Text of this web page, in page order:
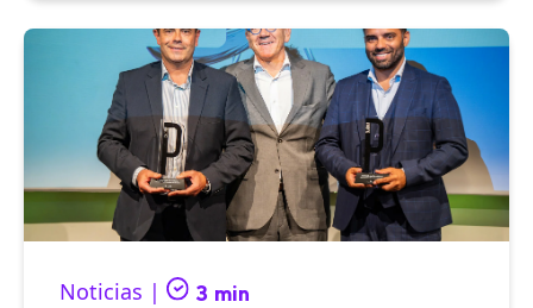
Noticias | 3 min